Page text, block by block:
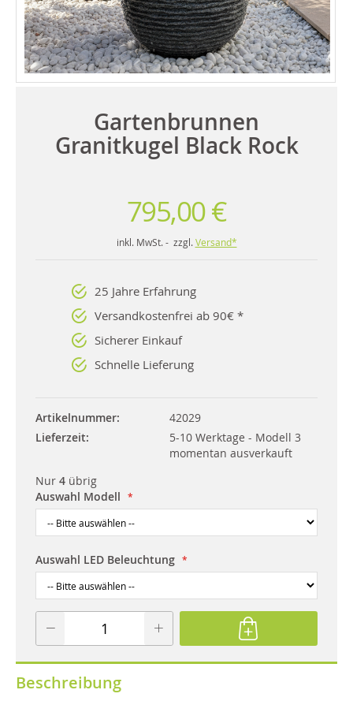
Gartenbrunnen
Granitkugel Black Rock
795,00 €
inkl. MwSt. - zzgl. Versand*
25 Jahre Erfahrung
Versandkostenfrei ab 90€ *
Sicherer Einkauf
Schnelle Lieferung
Artikelnummer
42029
Lieferzeit
5-10 Werktage - Modell 3
momentan ausverkauft
Nur 4 übrig
Auswahl Modell
Auswahl LED Beleuchtung
Beschreibung